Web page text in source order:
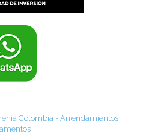
Colombia - Arrendamientos